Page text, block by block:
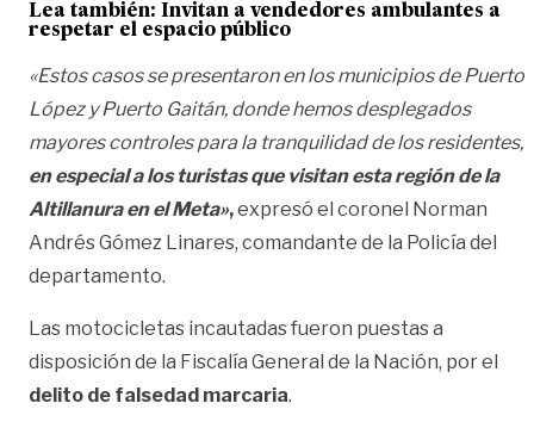
Lea también: Invitan a vendedores ambulantes a
respetar el espacio público
«Estos casos se presentaron en los municipios de Puerto
López y Puerto Gaitán, donde hemos desplegados
mayores controles para la tranquilidad de los residentes,
en especial a los turistas que visitan esta región de la
Altillanura en el Meta»,expresó el coronel Norman
Andrés Gómez Linares, comandante de la Policía del
departamento.
Las motocicletas incautadas fueron puestas a
disposición de la Fiscalía General de la Nación, por el
delito de falsedad marcaria.